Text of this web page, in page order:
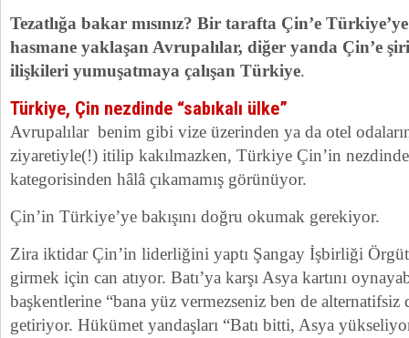
Tezatlığa bakar mısınız? Bir tarafta Çin’e
hasmane yaklaşan Avrupalılar, diğer yanda Çin’e
ilişkileri yumuşatmaya çalışan Türkiye.
Türkiye, Çin nezdinde “sabıkalı ülke”
Avrupalılar benim gibi vize üzerinden ya da otel
ziyaretiyle(!) itilip kakılmazken, Türkiye Çin’in nezdinde
kategorisinden hâlâ çıkamamış görünüyor.
Çin’in Türkiye’ye bakışını doğru okumak gerekiyor.
Zira iktidar Çin’in liderliğini yaptı Şangay İşbirliği
girmek için can atıyor. Batı’ya karşı Asya kartını
başkentlerine “bana yüz vermezseniz ben de alternatifsiz
getiriyor. Hükümet yandaşları “Batı bitti, Asya